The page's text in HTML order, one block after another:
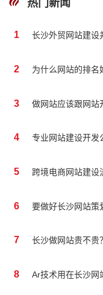
热门新闻
1 长沙外贸网站建设
2 为什么网站的排名
3 做网站应该跟网站
4 专业网站建设开发
5 跨境电商网站建设
6 要做好长沙网站策
7 长沙做网站贵不贵
8 Ar技术用在长沙网